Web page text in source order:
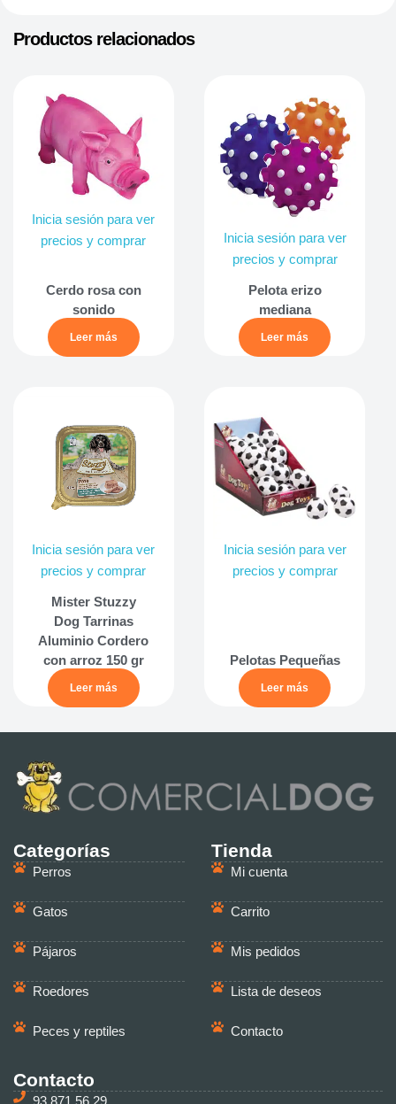
Productos relacionados
Inicia sesión para ver
precios y comprar
Cerdo rosa con
sonido
Leer más
Inicia sesión para ver
precios y comprar
Pelota erizo
mediana
Leer más
Inicia sesión para ver
precios y comprar
Mister Stuzzy
Dog Tarrinas
Aluminio Cordero
con arroz 150 gr
Leer más
Inicia sesión para ver
precios y comprar
Pelotas Pequeñas
Leer más
Categorías
Perros
Gatos
Pájaros
Roedores
Peces y reptiles
Tienda
Mi cuenta
Carrito
Mis pedidos
Lista de deseos
Contacto
Contacto
93 871 56 29